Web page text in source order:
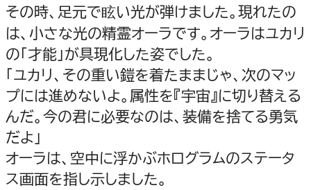
その時、足元で眩い光が弾けました。現れたの
は、小さな光の精霊オーラです。オーラはユカリ
の「才能」が具現化した姿でした。
「ユカリ、その重い鎧を着たままじゃ、次のマッ
プには進めないよ。属性を『宇宙』に切り替える
んだ。今の君に必要なのは、装備を捨てる勇気
だよ」
オーラは、空中に浮かぶホログラムのステータ
ス画面を指し示しました。